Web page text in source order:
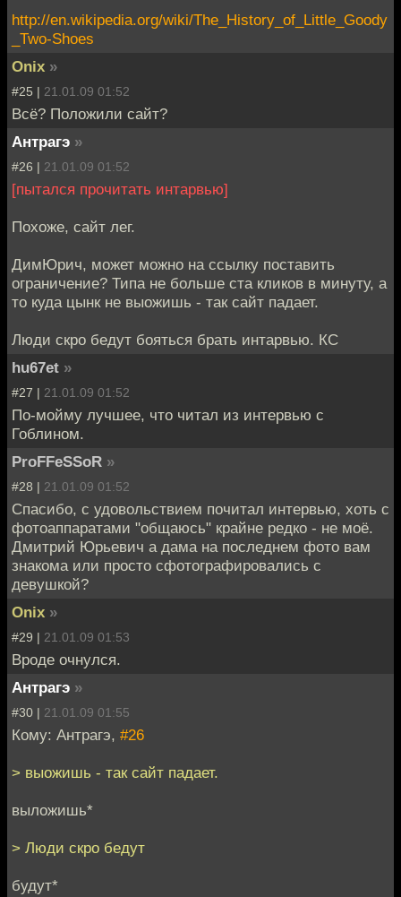
http://en.wikipedia.org/wiki/The_History_of_Little_Goody
_Two-Shoes
Onix »
#25 | 21.01.09 01:52
Всё? Положили сайт?
Антрагэ »
#26 | 21.01.09 01:52
[пытался прочитать интарвью]
Похоже, сайт лег.
ДимЮрич, может можно на ссылку поставить
ограничение? Типа не больше ста кликов в минуту, а
то куда цынк не выожишь - так сайт падает.
Люди скро бедут бояться брать интарвью. КС
hu67et »
#27 | 21.01.09 01:52
По-мойму лучшее, что читал из интервью с
Гоблином.
ProFFeSSoR »
#28 | 21.01.09 01:52
Спасибо, с удовольствием почитал интервью, хоть с
фотоаппаратами "общаюсь" крайне редко - не моё.
Дмитрий Юрьевич а дама на последнем фото вам
знакома или просто сфотографировались с
девушкой?
Onix »
#29 | 21.01.09 01:53
Вроде очнулся.
Антрагэ »
#30 | 21.01.09 01:55
Кому: Антрагэ, #26
> выожишь - так сайт падает.
выложишь*
> Люди скро бедут
будут*